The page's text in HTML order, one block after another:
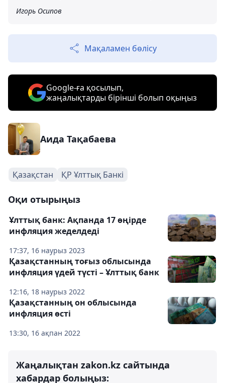
Игорь Осипов
Мақаламен бөлісу
Google-ға қосылып,
жаңалықтарды бірінші болып оқыңыз
Аида Тақабаева
Қазақстан ҚР Ұлттық Банкі
Оқи отырыңыз
17:37, 16 наурыз 2023
Ұлттық банк: Ақпанда 17 өңірде
инфляция жеделдеді
12:16, 18 наурыз 2022
Қазақстанның тоғыз облысында
инфляция үдей түсті – Ұлттық банк
13:30, 16 ақпан 2022
Қазақстанның он облысында
инфляция өсті
Жаңалықтан zakon.kz сайтында
хабардар болыңыз: